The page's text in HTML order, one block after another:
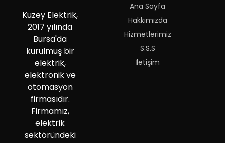
Kuzey Elektrik,
2017 yılında
Bursa'da
kurulmuş bir
elektrik,
elektronik ve
otomasyon
firmasıdır.
Firmamız,
elektrik
sektöründeki
Ana Sayfa
Hakkımızda
Hizmetlerimiz
S.S.S
İletişim